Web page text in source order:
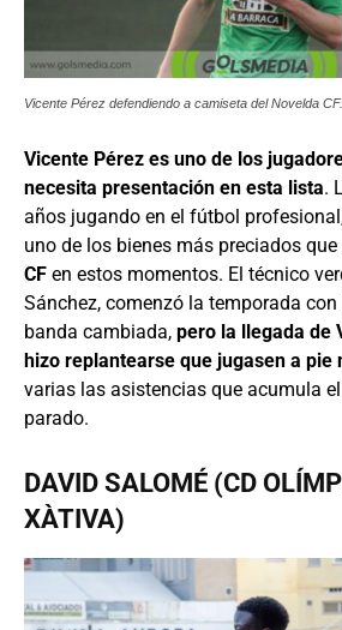
Vicente Pérez defendiendo a camiseta del Novelda CF.
Vicente Pérez es uno de los
necesita presentación en esta lista.
años jugando en el fútbol
uno de los bienes más preciados que
CF en estos momentos. El técnico
Sánchez, comenzó la temporada
banda cambiada, pero la llegada de
hizo replantearse que jugasen a pie
varias las asistencias que acumula
parado.
DAVID SALOMÉ (CD
XÀTIVA)